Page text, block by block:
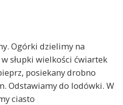
Ogórki dzielimy na
słupki wielkości ćwiartek
posiekany drobno
Odstawiamy do lodówki. W
ciasto